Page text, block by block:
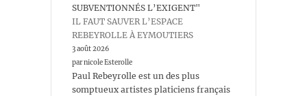
SUBVENTIONNÉS L’EXIGENT"
IL FAUT SAUVER L’ESPACE
REBEYROLLE À EYMOUTIERS
3 août 2026
par nicole Esterolle
Paul Rebeyrolle est un des plus
somptueux artistes platiciens français